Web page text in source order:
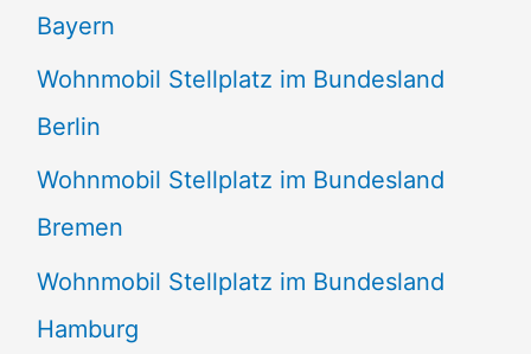
Bayern
Wohnmobil Stellplatz im Bundesland
Berlin
Wohnmobil Stellplatz im Bundesland
Bremen
Wohnmobil Stellplatz im Bundesland
Hamburg